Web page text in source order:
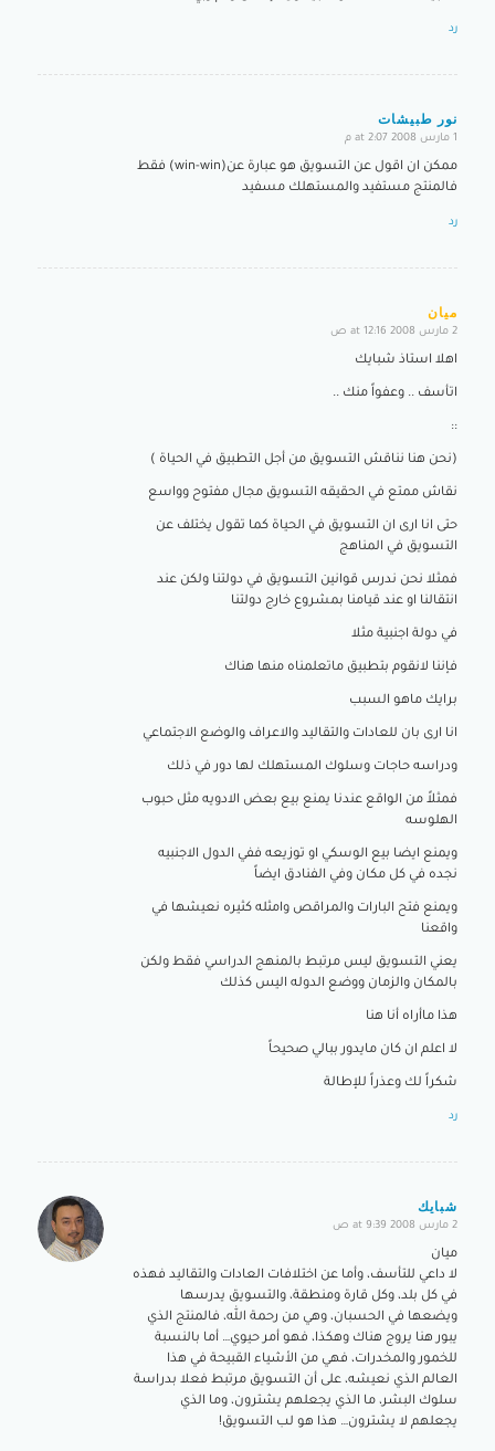
رد
نور طبيشات
says:
1 مارس 2008 at 2:07 م
ممكن ان اقول عن التسويق هو عبارة عن(win-win) فقط
فالمنتج مستفيد والمستهلك مسفيد
رد
ميان
says:
2 مارس 2008 at 12:16 ص
اهلا استاذ شبايك
اتأسف .. وعفواً منك ..
::
(نحن هنا نناقش التسويق من أجل التطبيق في الحياة )
نقاش ممتع في الحقيقه التسويق مجال مفتوح وواسع
حتى انا ارى ان التسويق في الحياة كما تقول يختلف عن
التسويق في المناهج
فمثلا نحن ندرس قوانين التسويق في دولتنا ولكن عند
انتقالنا او عند قيامنا بمشروع خارج دولتنا
في دولة اجنبية مثلا
فإننا لانقوم بتطبيق ماتعلمناه منها هناك
برايك ماهو السبب
انا ارى بان للعادات والتقاليد والاعراف والوضع الاجتماعي
ودراسه حاجات وسلوك المستهلك لها دور في ذلك
فمثلاً من الواقع عندنا يمنع بيع بعض الادويه مثل حبوب
الهلوسه
ويمنع ايضا بيع الوسكي او توزيعه ففي الدول الاجنبيه
نجده في كل مكان وفي الفنادق ايضاً
ويمنع فتح البارات والمراقص وامثله كثيره نعيشها في
واقعنا
يعني التسويق ليس مرتبط بالمنهج الدراسي فقط ولكن
بالمكان والزمان ووضع الدوله اليس كذلك
هذا ماأراه أنا هنا
لا اعلم ان كان مايدور ببالي صحيحاً
شكراً لك وعذراً للإطالة
رد
شبايك
says:
2 مارس 2008 at 9:39 ص
ميان
لا داعي للتأسف، وأما عن اختلافات العادات والتقاليد فهذه
في كل بلد، وكل قارة ومنطقة، والتسويق يدرسها
ويضعها في الحسبان، وهي من رحمة الله، فالمنتج الذي
يبور هنا يروج هناك وهكذا، فهو أمر حيوي… أما بالنسبة
للخمور والمخدرات، فهي من الأشياء القبيحة في هذا
العالم الذي نعيشه، على أن التسويق مرتبط فعلا بدراسة
سلوك البشر، ما الذي يجعلهم يشترون، وما الذي
يجعلهم لا يشترون… هذا هو لب التسويق!